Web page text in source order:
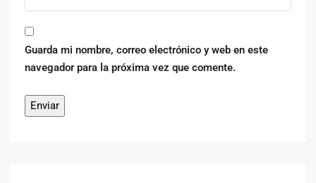
Guarda mi nombre, correo electrónico y web en este
navegador para la próxima vez que comente.